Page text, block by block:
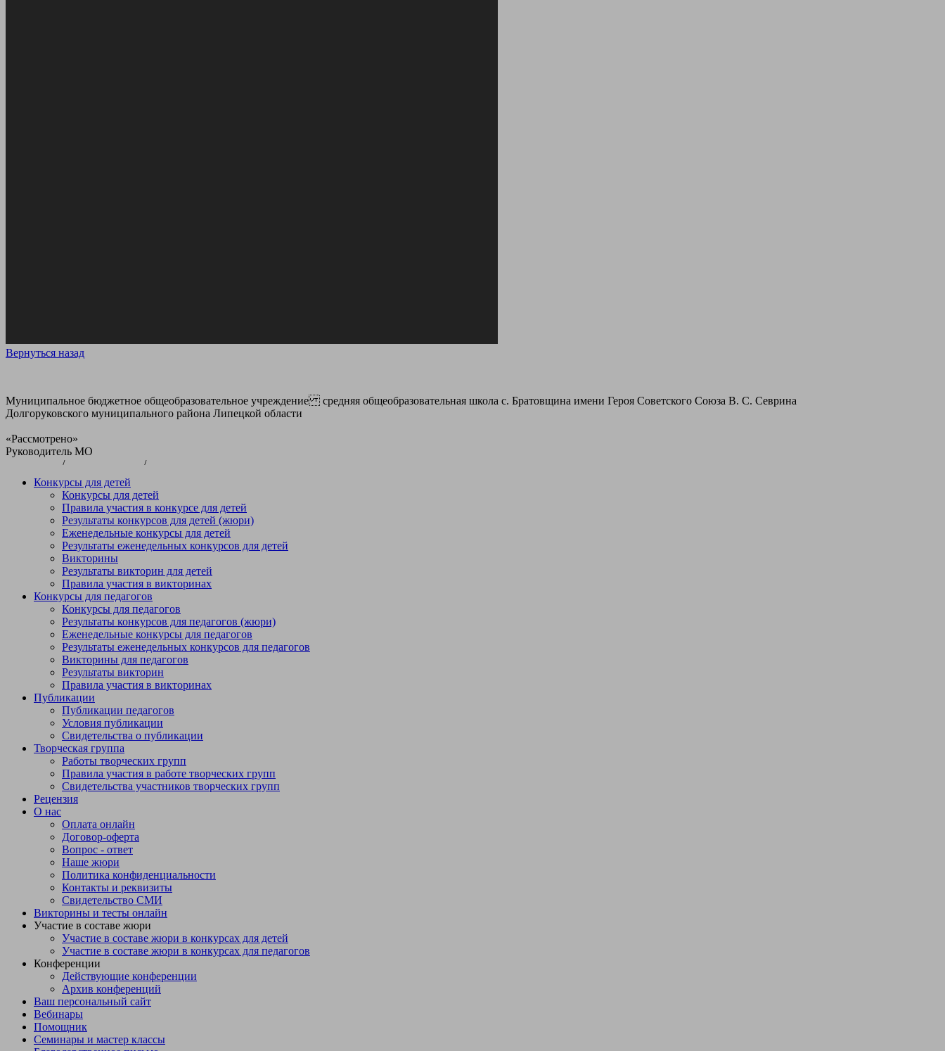
Вернуться назад
Муниципальное бюджетное общеобразовательное учреждение средняя общеобразовательная школа с. Братовщина имени Героя Советского Союза В. С. Севрина
Долгоруковского муниципального района Липецкой области
«Рассмотрено»
Руководитель МО
__________/______________/
Протокол № 1 от
« » ___________ 201 г.
«Принято»
на заседании педагогического совета
Протокол №____ от
« » ____________201 г.
«Утверждено»
Директор __________/__________________/
«___» ____________201__г
Дополнительная общеобразовательная программа
духовно - нравственной направленности
«Я - гражданин»
Возраст детей: 7 -10 лет.
Срок реализации программы 3 года.
Разработчик (и) программы:
Содержание
Результаты освоения курса внеурочной деятельности3-9
Содержание курса внеурочной деятельности с указанием форм организации и видов деятельности10-28
Тематическое планирование .29-36
Конкурсы для детей
Конкурсы для детей
Правила участия в конкурсе для детей
Результаты конкурсов для детей (жюри)
Еженедельные конкурсы для детей
Результаты еженедельных конкурсов для детей
Викторины
Результаты викторин для детей
Правила участия в викторинах
Конкурсы для педагогов
Конкурсы для педагогов
Результаты конкурсов для педагогов (жюри)
Еженедельные конкурсы для педагогов
Результаты еженедельных конкурсов для педагогов
Викторины для педагогов
Результаты викторин
Правила участия в викторинах
Публикации
Публикации педагогов
Условия публикации
Свидетельства о публикации
Творческая группа
Работы творческих групп
Правила участия в работе творческих групп
Свидетельства участников творческих групп
Рецензия
О нас
Оплата онлайн
Договор-оферта
Вопрос - ответ
Наше жюри
Политика конфиденциальности
Контакты и реквизиты
Свидетельство СМИ
Викторины и тесты онлайн
Участие в составе жюри
Участие в составе жюри в конкурсах для детей
Участие в составе жюри в конкурсах для педагогов
Конференции
Действующие конференции
Архив конференций
Ваш персональный сайт
Вебинары
Помощник
Семинары и мастер классы